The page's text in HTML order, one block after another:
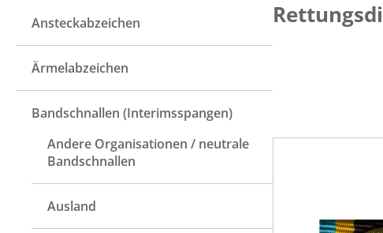
Ansteckabzeichen
Ärmelabzeichen
Bandschnallen (Interimsspangen)
Andere Organisationen / neutrale
Bandschnallen
Ausland